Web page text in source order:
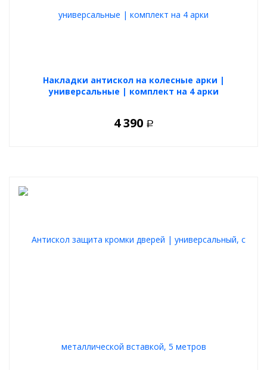
Накладки антискол на колесные арки |
универсальные | комплект на 4 арки
4 390 Р